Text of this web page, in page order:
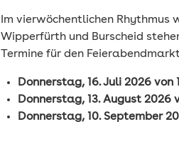
Im vierwöchentlichen Rhythmus
Wipperfürth und Burscheid
Termine für den
Donnerstag, 16. Juli 2026 von
Donnerstag, 13. August 2026
Donnerstag, 10. September